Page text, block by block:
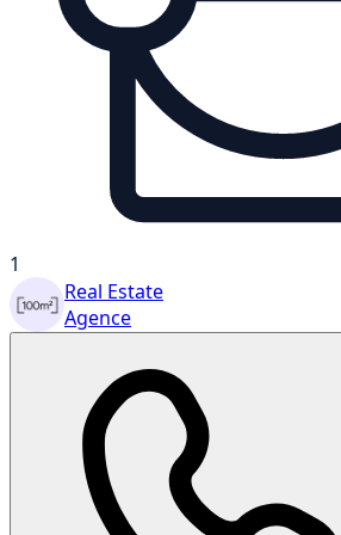
1
Real Estate
Agence